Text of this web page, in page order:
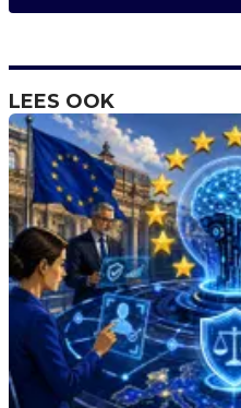
LEES OOK